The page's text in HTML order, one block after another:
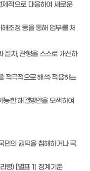
적으로 대응하여 새로운
조정 등을 통해 업무를 처
절차, 관행을 스스로 개선하
적극적으로 해석·적용하는
능한 해결방안을 모색하여
민의 권익을 침해하거나 국
령) [별표 1] 징계기준